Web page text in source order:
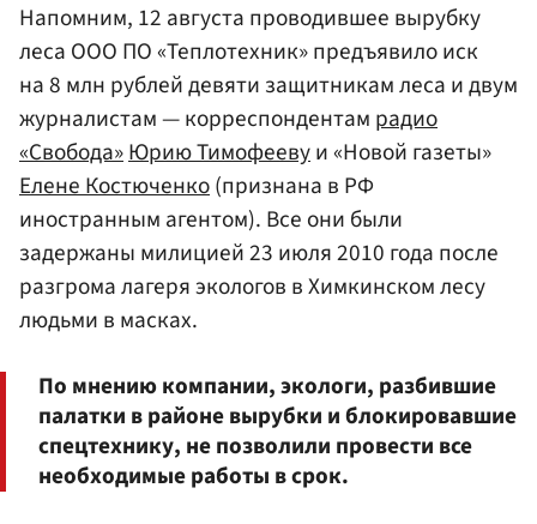
Напомним, 12 августа проводившее вырубку
леса ООО ПО «Теплотехник» предъявило иск
на 8 млн рублей девяти защитникам леса и двум
журналистам — корреспондентам радио
«Свобода»Юрию Тимофеевуи «Новой газеты»
Елене Костюченко(признана в РФ
иностранным агентом). Все они были
задержаны милицией 23 июля 2010 года после
разгрома лагеря экологов в Химкинском лесу
людьми в масках.
По мнению компании, экологи, разбившие
палатки в районе вырубки и блокировавшие
спецтехнику, не позволили провести все
необходимые работы в срок.